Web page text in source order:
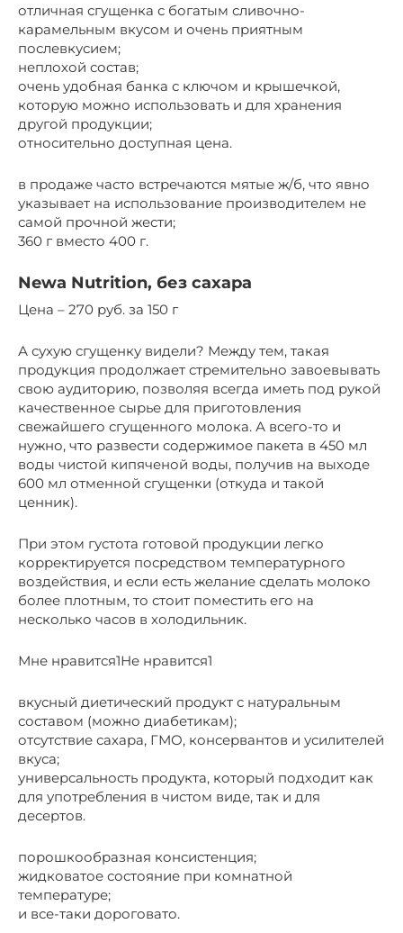
отличная сгущенка с богатым сливочно-
карамельным вкусом и очень приятным
послевкусием;
неплохой состав;
очень удобная банка с ключом и крышечкой,
которую можно использовать и для хранения
другой продукции;
относительно доступная цена.
в продаже часто встречаются мятые ж/б, что явно
указывает на использование производителем не
самой прочной жести;
360 г вместо 400 г.
Newa Nutrition, без сахара
Цена – 270 руб. за 150 г
А сухую сгущенку видели? Между тем, такая
продукция продолжает стремительно завоевывать
свою аудиторию, позволяя всегда иметь под рукой
качественное сырье для приготовления
свежайшего сгущенного молока. А всего-то и
нужно, что развести содержимое пакета в 450 мл
воды чистой кипяченой воды, получив на выходе
600 мл отменной сгущенки (откуда и такой
ценник).
При этом густота готовой продукции легко
корректируется посредством температурного
воздействия, и если есть желание сделать молоко
более плотным, то стоит поместить его на
несколько часов в холодильник.
Мне нравится1Не нравится1
вкусный диетический продукт с натуральным
составом (можно диабетикам);
отсутствие сахара, ГМО, консервантов и усилителей
вкуса;
универсальность продукта, который подходит как
для употребления в чистом виде, так и для
десертов.
порошкообразная консистенция;
жидковатое состояние при комнатной
температуре;
и все-таки дороговато.